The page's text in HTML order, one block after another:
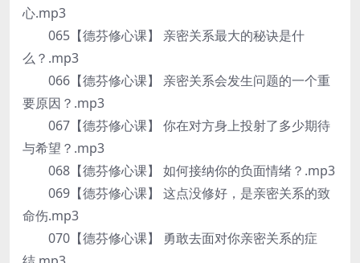
心.mp3
065【德芬修心课】 亲密关系最大的秘诀是什
么？.mp3
066【德芬修心课】 亲密关系会发生问题的一个重
要原因？.mp3
067【德芬修心课】 你在对方身上投射了多少期待
与希望？.mp3
068【德芬修心课】 如何接纳你的负面情绪？.mp3
069【德芬修心课】 这点没修好，是亲密关系的致
命伤.mp3
070【德芬修心课】 勇敢去面对你亲密关系的症